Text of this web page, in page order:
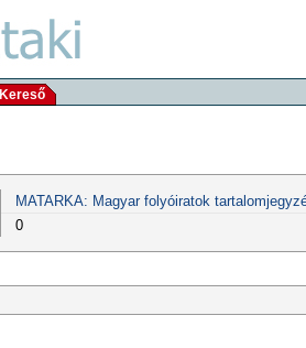
Kereső
MATARKA: Magyar folyóiratok
0